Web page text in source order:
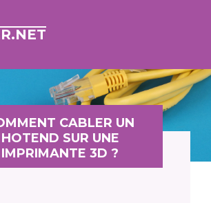
CABLER UN
HOTEND SUR UNE
IMPRIMANTE 3D ?